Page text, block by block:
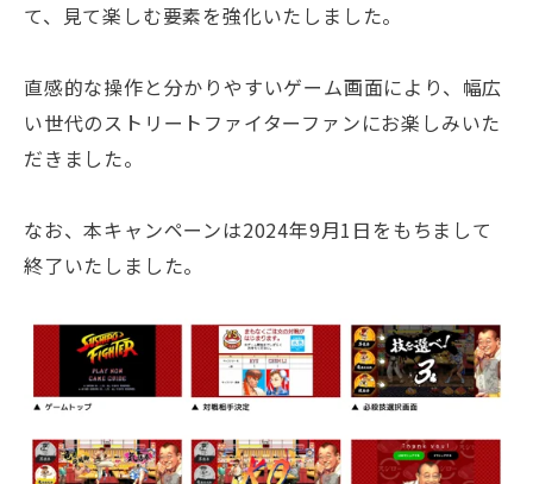
て、見て楽しむ要素を強化いたしました。
直感的な操作と分かりやすいゲーム画面により、幅広
い世代のストリートファイターファンにお楽しみいた
だきました。
なお、本キャンペーンは2024年9月1日をもちまして
終了いたしました。